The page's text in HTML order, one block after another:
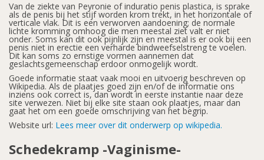
Van de ziekte van Peyronie of induratio penis plastica, is sprake
als de penis bij het stijf worden krom trekt, in het horizontale of
verticale vlak. Dit is een verworven aandoening; de normale
lichte kromming omhoog die men meestal ziet valt er niet
onder. Soms kan dit ook pijnlijk zijn en meestal is er ook bij een
penis niet in erectie een verharde bindweefselstreng te voelen.
Dit kan soms zo ernstige vormen aannemen dat
geslachtsgemeenschap erdoor onmogelijk wordt.
Goede informatie staat vaak mooi en uitvoerig beschreven op
Wikipedia. Als de plaatjes goed zijn en/of de informatie ons
inziens ook correct is, dan wordt in eerste instantie naar deze
site verwezen. Niet bij elke site staan ook plaatjes, maar dan
gaat het om een goede omschrijving van het begrip.
Website url: Lees meer over dit onderwerp op wikipedia.
Schedekramp -Vaginisme-